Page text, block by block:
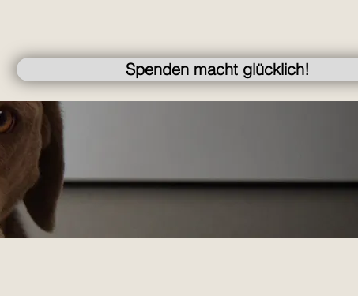
Spenden macht glücklich!